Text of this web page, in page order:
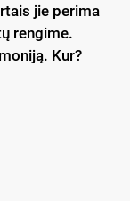
jie perima
rengime.
Kur?